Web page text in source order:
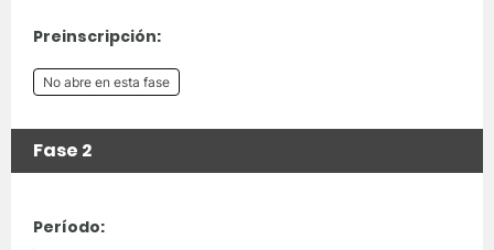
Preinscripción:
No abre en esta fase
Fase 2
Período: